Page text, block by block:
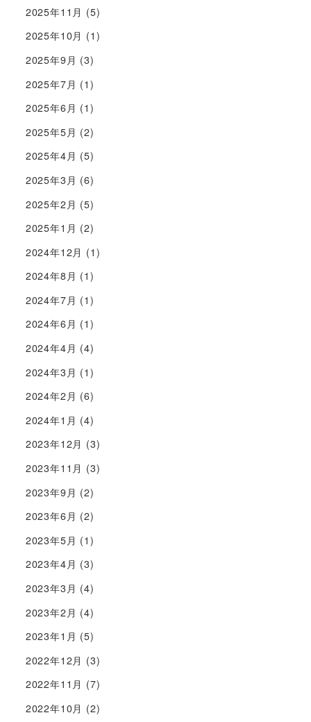
2025年11月 (5)
2025年10月 (1)
2025年9月 (3)
2025年7月 (1)
2025年6月 (1)
2025年5月 (2)
2025年4月 (5)
2025年3月 (6)
2025年2月 (5)
2025年1月 (2)
2024年12月 (1)
2024年8月 (1)
2024年7月 (1)
2024年6月 (1)
2024年4月 (4)
2024年3月 (1)
2024年2月 (6)
2024年1月 (4)
2023年12月 (3)
2023年11月 (3)
2023年9月 (2)
2023年6月 (2)
2023年5月 (1)
2023年4月 (3)
2023年3月 (4)
2023年2月 (4)
2023年1月 (5)
2022年12月 (3)
2022年11月 (7)
2022年10月 (2)